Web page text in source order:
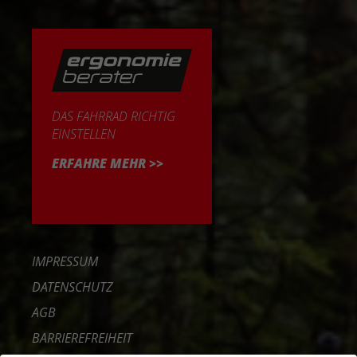
DAS FAHRRAD RICHTIG
EINSTELLEN
ERFAHRE MEHR >>
IMPRESSUM
DATENSCHUTZ
AGB
BARRIEREFREIHEIT